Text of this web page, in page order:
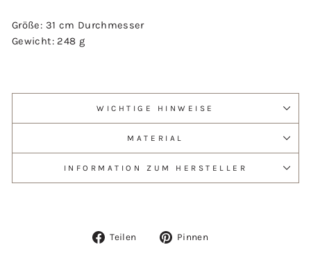
Größe: 31 cm Durchmesser
Gewicht: 248 g
WICHTIGE HINWEISE
MATERIAL
INFORMATION ZUM HERSTELLER
Teilen
Auf
Pinnen